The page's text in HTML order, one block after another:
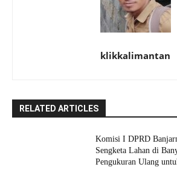
klikkalimantan
RELATED ARTICLES
Komisi I DPRD
Sengketa Lahan di
Pengukuran Ulang